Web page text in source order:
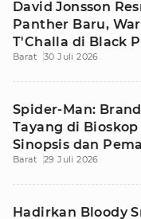
David Jonsson
Panther Baru,
T'Challa di Black
Barat 30 Juli 2026
Spider-Man:
Tayang di
Sinopsis dan
Barat 29 Juli 2026
Hadirkan Bloody